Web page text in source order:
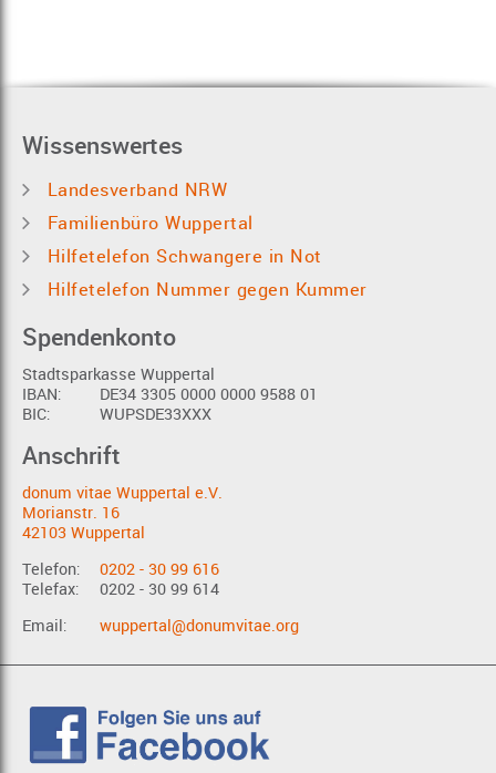
Wissenswertes
Landesverband NRW
Familienbüro Wuppertal
Hilfetelefon Schwangere in Not
Hilfetelefon Nummer gegen Kummer
Spendenkonto
Stadtsparkasse Wuppertal
IBAN:
DE34 3305 0000 0000 9588 01
BIC:
WUPSDE33XXX
Anschrift
donum vitae Wuppertal e.V.
Morianstr. 16
42103 Wuppertal
Telefon:
0202 - 30 99 616
Telefax:
0202 - 30 99 614
Email:
wuppertal@donumvitae.org